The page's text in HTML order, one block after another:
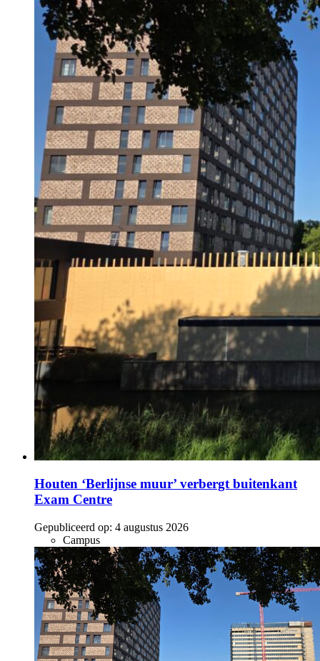
Houten ‘Berlijnse muur’ verbergt buitenkant
Exam Centre
Gepubliceerd op: 4 augustus 2026
Campus